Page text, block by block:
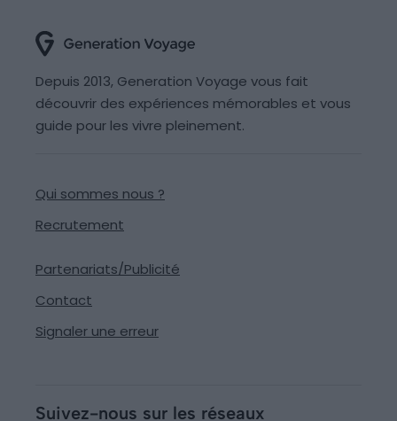
Depuis 2013, Generation Voyage vous fait
découvrir des expériences mémorables et vous
guide pour les vivre pleinement.
Qui sommes nous ?
Recrutement
Partenariats/Publicité
Contact
Signaler une erreur
Suivez-nous sur les réseaux